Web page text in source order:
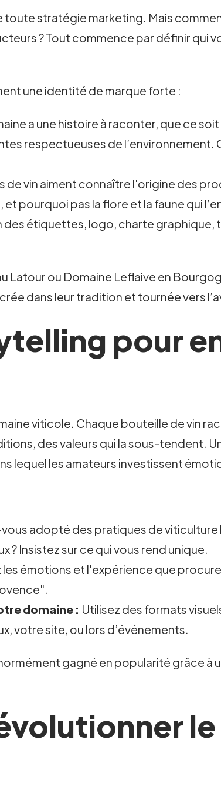
stratégie marketing. Mais
? Tout commence par définir qui
une identité de marque forte :
a une histoire à raconter, que ce
respectueuses de l’environnement.
de vin aiment connaître l'origine des
pourquoi pas la flore et la faune qui
des étiquettes, logo, charte
Latour ou Domaine Leflaive en
dans leur tradition et tournée vers
pour
viticole. Chaque bouteille de vin
des valeurs qui la sous-tendent.
lequel les amateurs investissent
adopté des pratiques de
? Insistez sur ce qui vous rend unique.
les émotions et l'expérience que
domaine : Utilisez des formats
votre site, ou lors d’événements.
gagné en popularité grâce à